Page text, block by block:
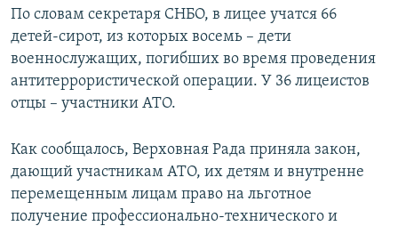
УКРАИНСКАЯ ПРОБЛЕМА КРЫМА
Все сайты RFE/RL
По словам секретаря СНБО, в лицее учатся 66
детей-сирот, из которых восемь – дети
военнослужащих, погибших во время проведения
антитеррористической операции. У 36 лицеистов
отцы – участники АТО.
Как сообщалось, Верховная Рада приняла закон,
дающий участникам АТО, их детям и внутренне
перемещенным лицам право на льготное
получение профессионально-технического и